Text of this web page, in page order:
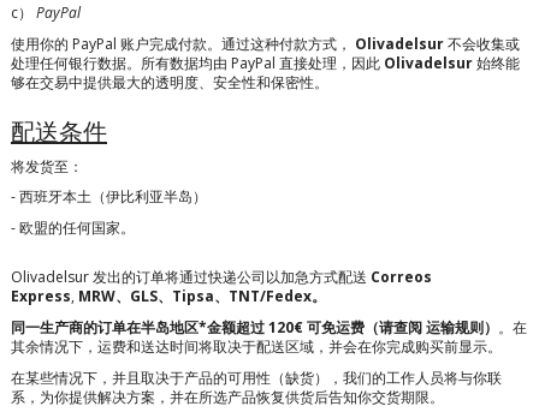
c） PayPal
使用你的 PayPal 账户完成付款。通过这种付款方式， Olivadelsur不会收集或
处理任何银行数据。所有数据均由 PayPal 直接处理，因此 Olivadelsur始终能
够在交易中提供最大的透明度、安全性和保密性。
配送条件
将发货至：
- 西班牙本土（伊比利亚半岛）
- 欧盟的任何国家。
Olivadelsur 发出的订单将通过快递公司以加急方式配送 Correos
Express, MRW、GLS、Tipsa、TNT/Fedex。
同一生产商的订单在半岛地区*金额超过 120€ 可免运费（请查阅运输规则） 。在
其余情况下，运费和送达时间将取决于配送区域，并会在你完成购买前显示。
在某些情况下，并且取决于产品的可用性（缺货），我们的工作人员将与你联
系，为你提供解决方案，并在所选产品恢复供货后告知你交货期限。